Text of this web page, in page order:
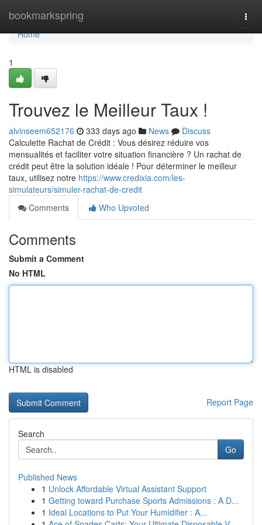
bookmarkspring
Home
Home
1
Trouvez le Meilleur Taux !
alvinseem652176 333 days ago News
Discuss
Calculette Rachat de Crédit : Vous désirez réduire vos
mensualités et faciliter votre situation financière ? Un rachat de
crédit peut être la solution idéale ! Pour déterminer le meilleur
taux, utilisez notre https://www.credixia.com/les-
simulateurs/simuler-rachat-de-credit
Comments
Who Upvoted
Comments
Submit a Comment
No HTML
HTML is disabled
Report Page
Search
Go
Published News
1 Unlock Affordable Virtual Assistant Support
1 Getting toward Purchase Sports Admissions : A D...
1 Ideal Locations to Put Your Humidifier : A...